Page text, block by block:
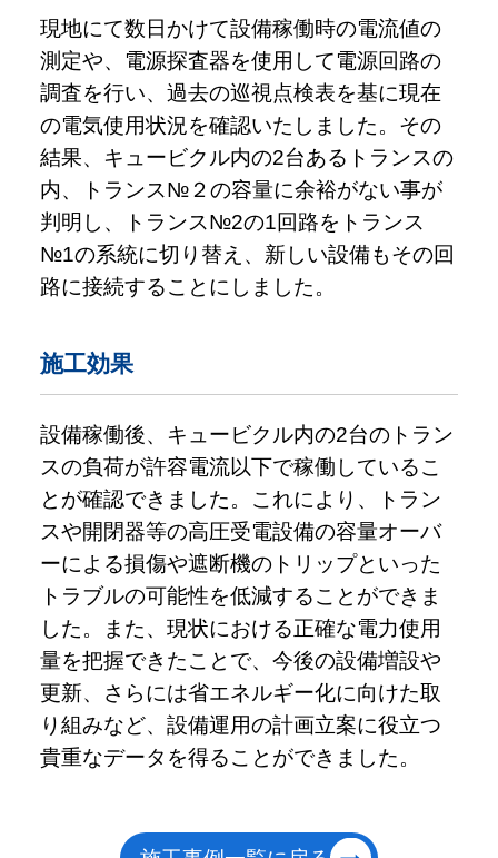
現地にて数日かけて設備稼働時の電流値の
測定や、電源探査器を使用して電源回路の
調査を行い、過去の巡視点検表を基に現在
の電気使用状況を確認いたしました。その
結果、キュービクル内の2台あるトランスの
内、トランス№２の容量に余裕がない事が
判明し、トランス№2の1回路をトランス
№1の系統に切り替え、新しい設備もその回
路に接続することにしました。
施工効果
設備稼働後、キュービクル内の2台のトラン
スの負荷が許容電流以下で稼働しているこ
とが確認できました。これにより、トラン
スや開閉器等の高圧受電設備の容量オーバ
ーによる損傷や遮断機のトリップといった
トラブルの可能性を低減することができま
した。また、現状における正確な電力使用
量を把握できたことで、今後の設備増設や
更新、さらには省エネルギー化に向けた取
り組みなど、設備運用の計画立案に役立つ
貴重なデータを得ることができました。